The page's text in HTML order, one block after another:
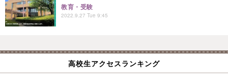
教育・受験
2022.9.27 Tue 9:45
高校生アクセスランキング